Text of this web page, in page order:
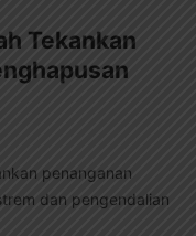
Tekankan
penanganan
dan pengendalian